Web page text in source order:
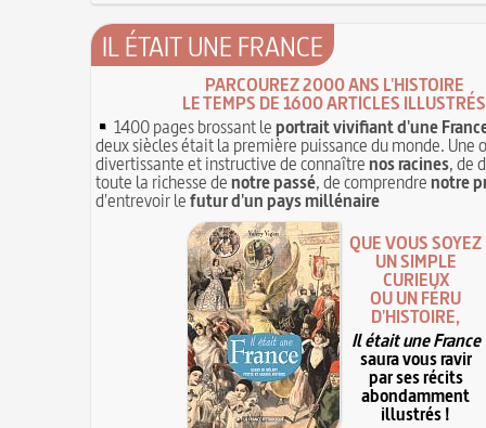
IL ÉTAIT UNE FRANCE
PARCOUREZ 2000 ANS L'HISTOIRE
LE TEMPS DE 1600 ARTICLES ILLUSTRÉS
1400 pages brossant leportrait vivifiant d'une
deux siècles était la première puissance du monde. Une
divertissante et instructive de connaîtrenos racines, de
toute la richesse denotre passé, de comprendrenotre
d'entrevoir lefutur d'un pays millénaire
QUE VOUS SOYEZ
UN SIMPLE
CURIEUX
OU UN FÉRU
D'HISTOIRE,
Il était une France
saura vous ravir
par ses récits
abondamment
illustrés !